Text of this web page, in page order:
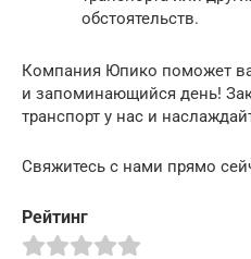
обстоятельств.
Компания Юпико поможет
и запоминающийся день!
транспорт у нас и
Свяжитесь с нами прямо
Рейтинг